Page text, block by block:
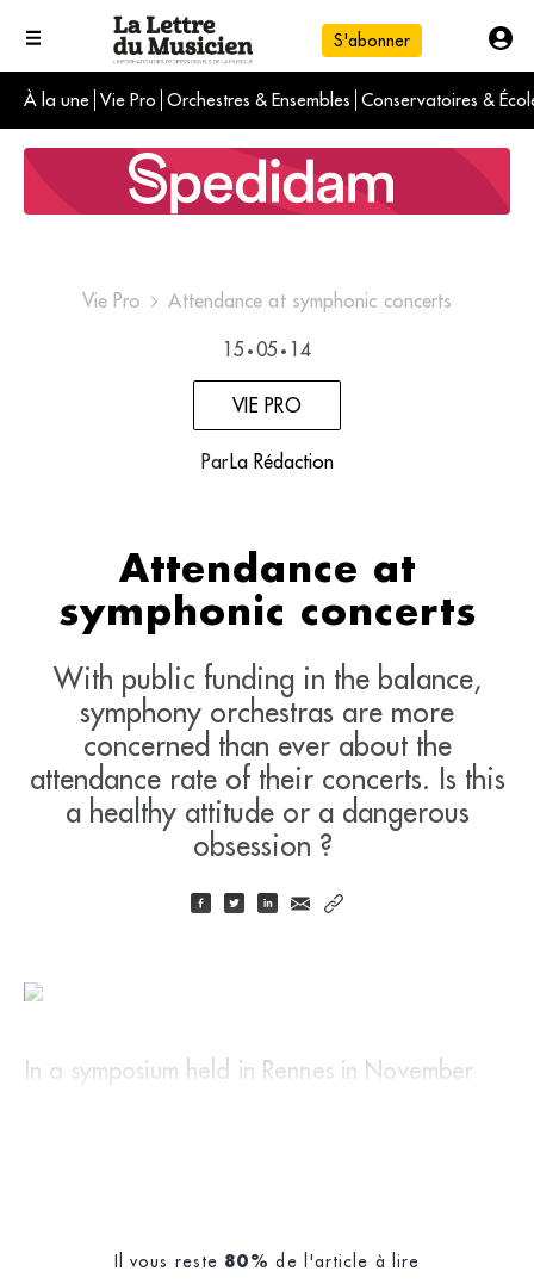
S'abonner
À la une Vie Pro Orchestres & Ensembles Conservatoires &
L'info du jour
Le numéro du mois
International
Vie Pro Attendance at symphonic concerts
15 • 05 • 14
VIE PRO
ParLa Rédaction
Attendance at
symphonic concerts
With public funding in the balance,
symphony orchestras are more
concerned than ever about the
attendance rate of their concerts. Is this
a healthy attitude or a dangerous
obsession ?
In a symposium held in Rennes in November
Il vous reste 80% de l'article à lire